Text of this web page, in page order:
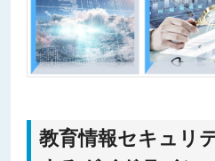
教育情報セキュリ